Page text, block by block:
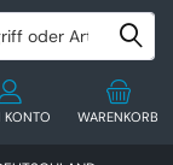
WARENKORB
KONTO